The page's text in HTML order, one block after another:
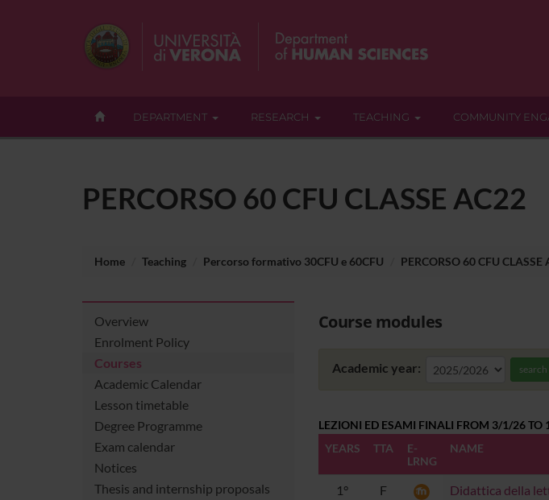
DEPARTMENT RESEARCH TEACHING COMMUNITY
PERCORSO 60 CFU CLASSE AC22
Home Teaching Percorso formativo 30CFU e 60CFU PERCORSO 60 CFU CLASSE
Overview
Enrolment Policy
Courses
Academic Calendar
Lesson timetable
Degree Programme
Exam calendar
Notices
Thesis and internship proposals
Course modules
Academic year: search
LEZIONI ED ESAMI FINALI FROM 3/1/26 TO
YEARS
TTA
E-
LRNG
NAME
1° F Didattica della